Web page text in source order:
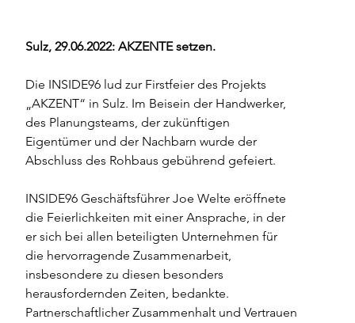
Sulz, 29.06.2022: AKZENTE setzen.
Die INSIDE96 lud zur Firstfeier des Projekts
„AKZENT“ in Sulz. Im Beisein der Handwerker,
des Planungsteams, der zukünftigen
Eigentümer und der Nachbarn wurde der
Abschluss des Rohbaus gebührend gefeiert.
INSIDE96 Geschäftsführer Joe Welte eröffnete
die Feierlichkeiten mit einer Ansprache, in der
er sich bei allen beteiligten Unternehmen für
die hervorragende Zusammenarbeit,
insbesondere zu diesen besonders
herausfordernden Zeiten, bedankte.
Partnerschaftlicher Zusammenhalt und Vertrauen